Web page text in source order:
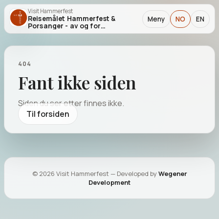
Visit Hammerfest
Reisemålet Hammerfest &
Porsanger - av og for
entusiaster!
Meny NO EN
OPPLEVELSER I REGIONEN
404
Fant ikke siden
Siden du ser etter finnes ikke.
Til forsiden
© 2026 Visit Hammerfest — Developed byWegener
Development